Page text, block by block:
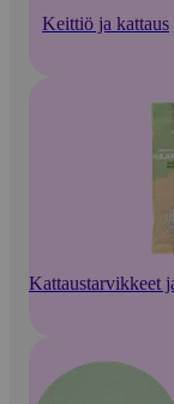
Keittiö ja kattaus
Kattaustarvikkeet